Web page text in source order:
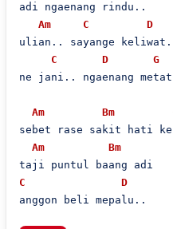
adi ngaenang rindu..
Am
C
D
ulian.. sayange
C
D
G
ne jani.. ngaenang
Am Bm
sebet rase sakit hati
Am
Bm
C
D
anggon beli mepalu..